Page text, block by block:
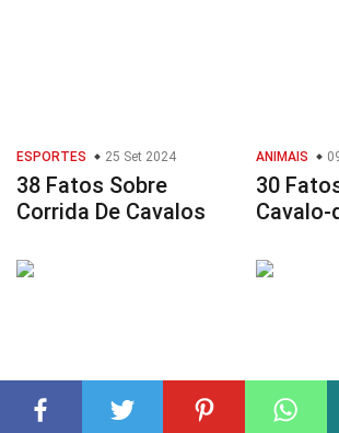
ESPORTES 25 Set 2024
38 Fatos Sobre
Corrida De Cavalos
ANIMAIS
30
Cavalo-